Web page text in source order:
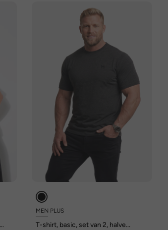
MEN PLUS
T-shirt, basic, set van 2, halve